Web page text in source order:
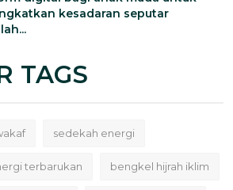
kesadaran seputar
TAGS
sedekah energi
terbarukan bengkel hijrah iklim